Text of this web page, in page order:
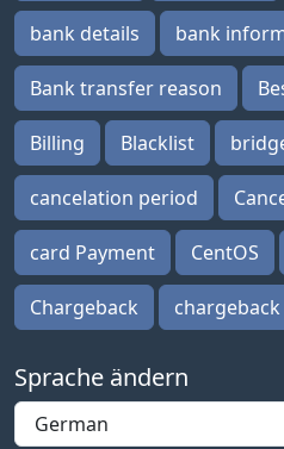
bank details bank
Bank transfer reason
Billing Blacklist
cancelation period
card Payment CentOS
Chargeback
Sprache ändern